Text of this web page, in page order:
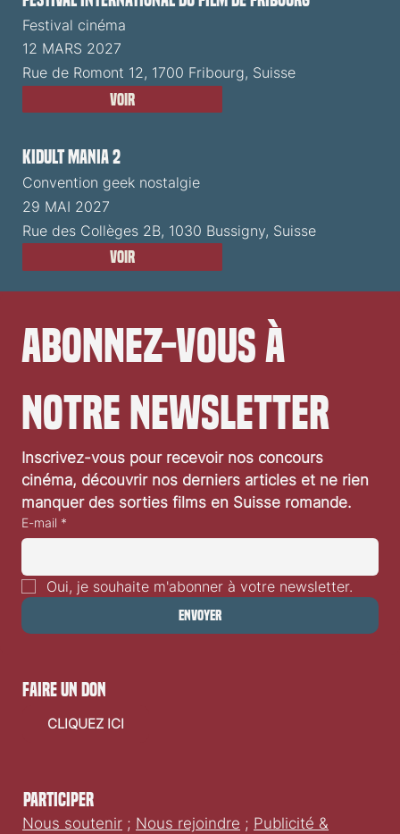
Festival cinéma
12 MARS 2027
Rue de Romont 12, 1700 Fribourg, Suisse
Voir
Kidult Mania 2
Convention geek nostalgie
29 MAI 2027
Rue des Collèges 2B, 1030 Bussigny, Suisse
Voir
Abonnez-vous à
notre newsletter
Inscrivez-vous pour recevoir nos concours
cinéma, découvrir nos derniers articles et ne rien
manquer des sorties films en Suisse romande.
E-mail *
Oui, je souhaite m'abonner à votre newsletter.
Envoyer
Participer
Nous soutenir ; Nous rejoindre ; Publicité &
faire un don
CLIQUEZ ICI